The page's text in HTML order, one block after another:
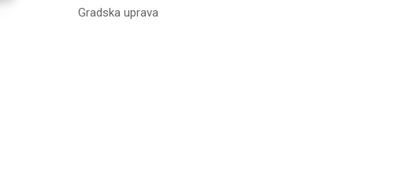
Gradska uprava